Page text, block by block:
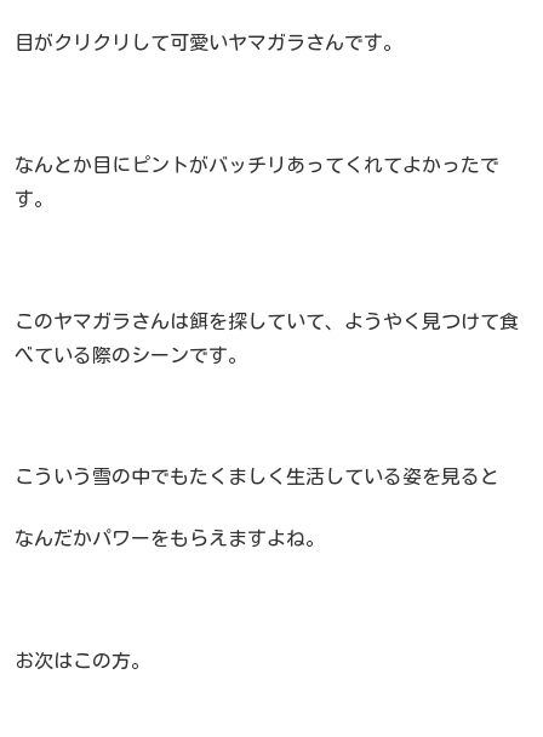
目がクリクリして可愛いヤマガラさんです。
なんとか目にピントがバッチリあってくれてよかったで
す。
このヤマガラさんは餌を探していて、ようやく見つけて食
べている際のシーンです。
こういう雪の中でもたくましく生活している姿を見ると
なんだかパワーをもらえますよね。
お次はこの方。